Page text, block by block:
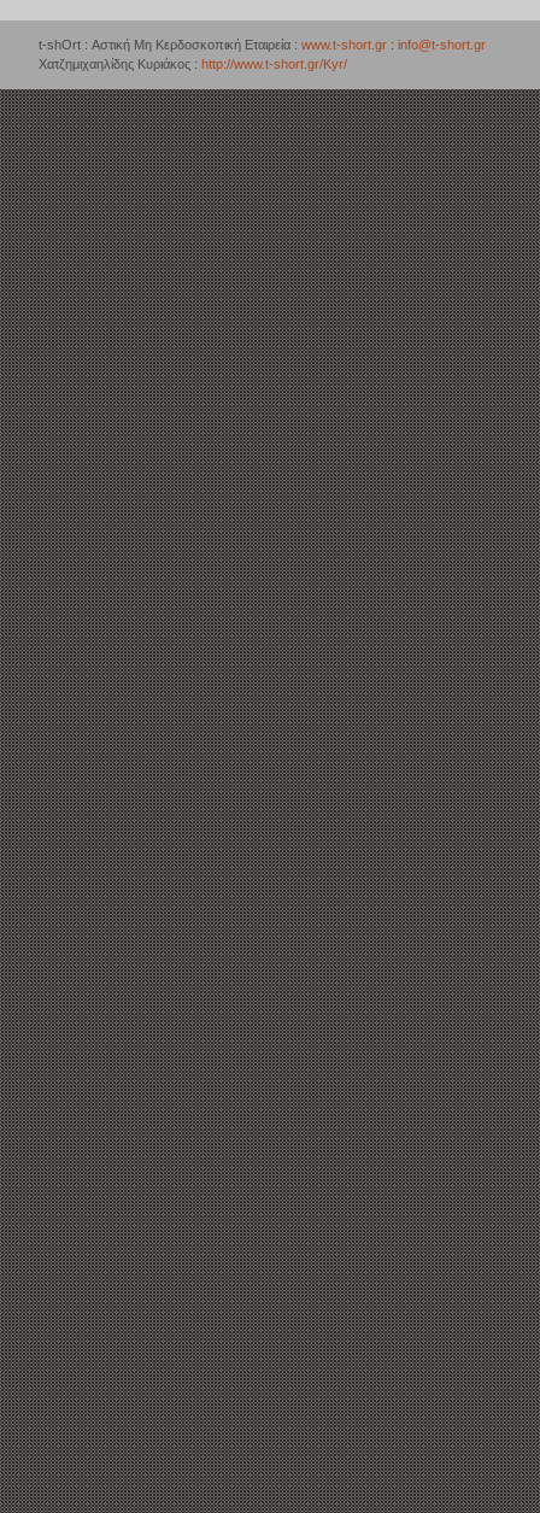
t-shOrt : Αστική Μη Κερδοσκοπική Εταιρεία : www.t-short.gr : info@t-short.gr
Χατζημιχαηλίδης Κυριάκος : http://www.t-short.gr/Kyr/